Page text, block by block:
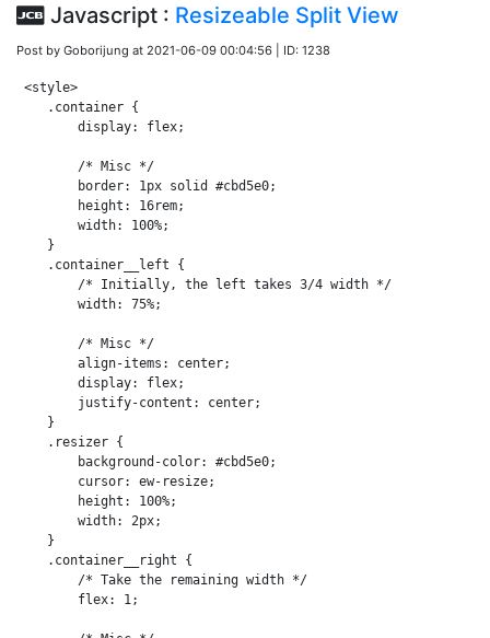
Javascript : Resizeable Split View
Post by Goborijung at 2021-06-09 00:04:56 | ID: 1238
<style>
    .container {
        display: flex;
        /* Misc */
        border: 1px solid #cbd5e0;
        height: 16rem;
        width: 100%;
    }
    .container__left {
        /* Initially, the left takes 3/4 width */
        width: 75%;
        /* Misc */
        align-items: center;
        display: flex;
        justify-content: center;
    }
    .resizer {
        background-color: #cbd5e0;
        cursor: ew-resize;
        height: 100%;
        width: 2px;
    }
    .container__right {
        /* Take the remaining width */
        flex: 1;